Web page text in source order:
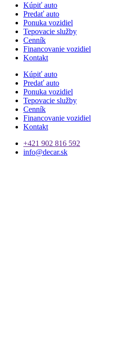
Kúpiť auto
Predať auto
Ponuka vozidiel
Tepovacie služby
Cenník
Financovanie vozidiel
Kontakt
Kúpiť auto
Predať auto
Ponuka vozidiel
Tepovacie služby
Cenník
Financovanie vozidiel
Kontakt
+421 902 816 592
info@decar.sk